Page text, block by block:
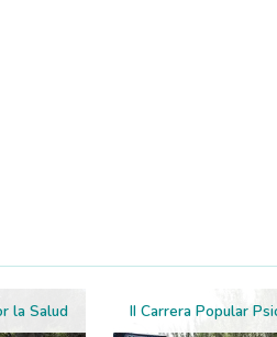
la Salud II Carrera Popular